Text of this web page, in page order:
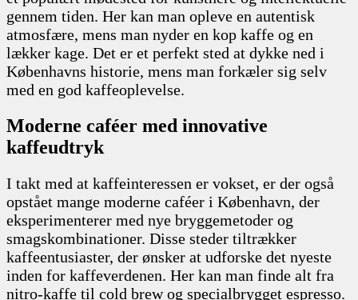
gennem tiden. Her kan man opleve en autentisk
atmosfære, mens man nyder en kop kaffe og en
lækker kage. Det er et perfekt sted at dykke ned i
Københavns historie, mens man forkæler sig selv
med en god kaffeoplevelse.
Moderne caféer med innovative
kaffeudtryk
I takt med at kaffeinteressen er vokset, er der også
opstået mange moderne caféer i København, der
eksperimenterer med nye bryggemetoder og
smagskombinationer. Disse steder tiltrækker
kaffeentusiaster, der ønsker at udforske det nyeste
inden for kaffeverdenen. Her kan man finde alt fra
nitro-kaffe til cold brew og specialbrygget espresso.